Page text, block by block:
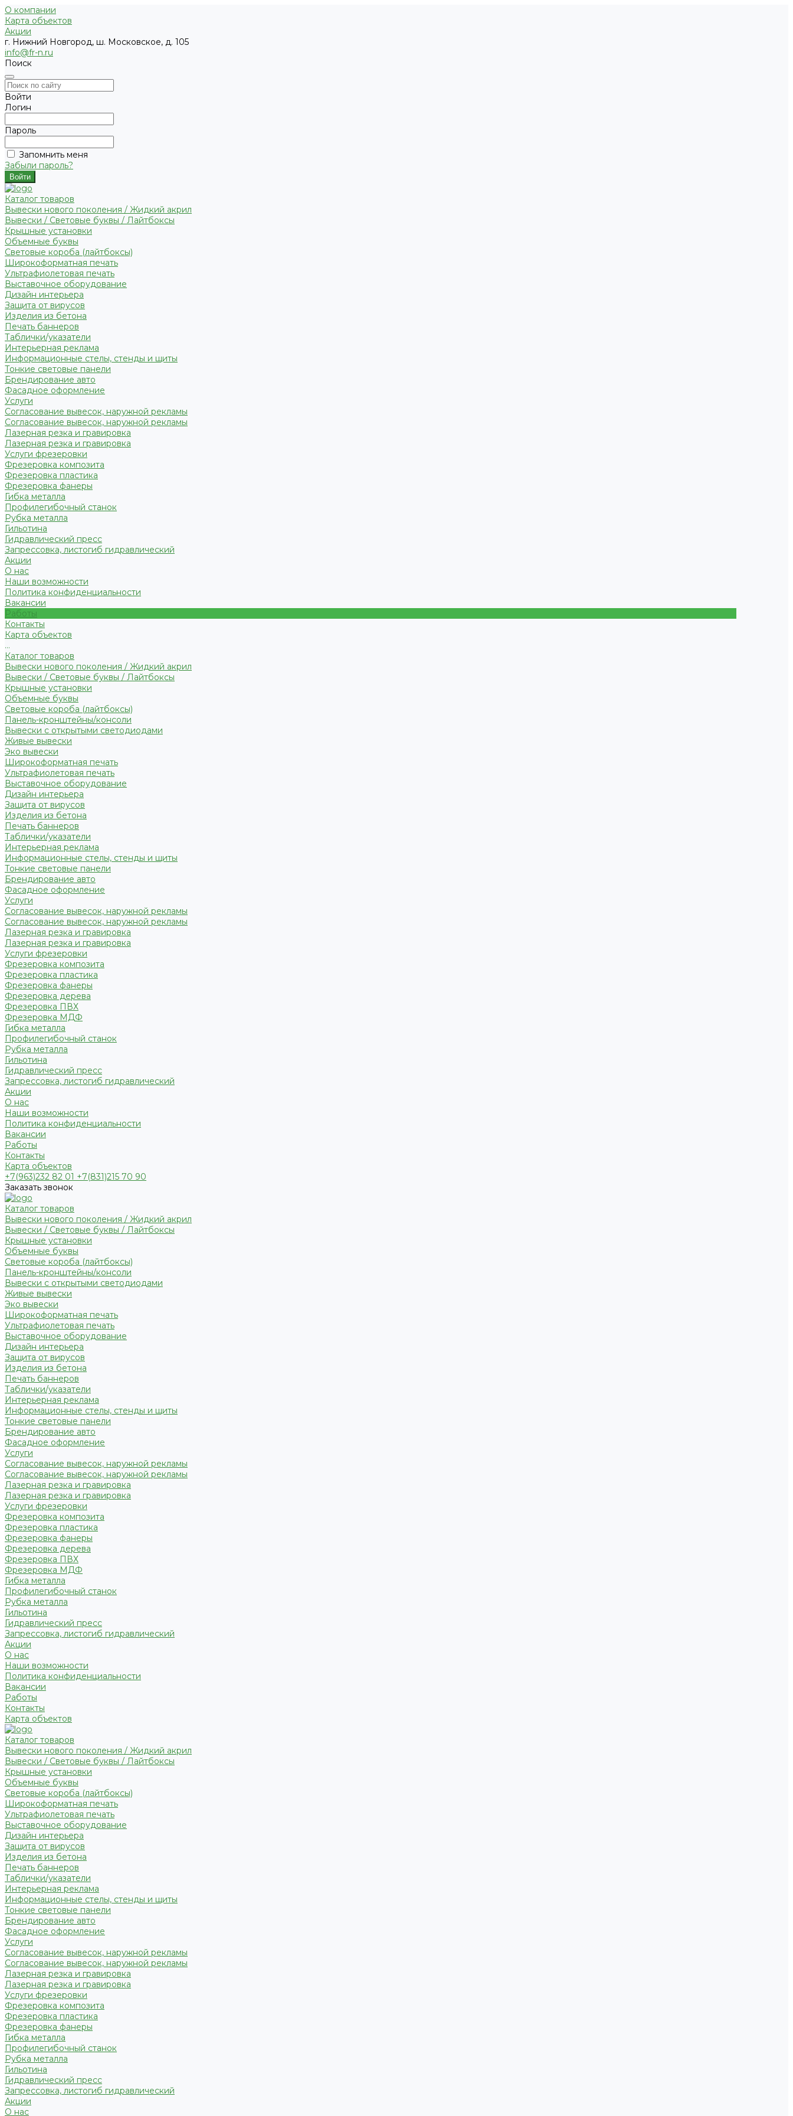
О компании
Карта объектов
Акции
г. Нижний Новгород, ш. Московское, д. 105
info@fr-n.ru
Поиск
Войти
Логин
Пароль
Запомнить меня
Забыли пароль?
Каталог товаров
Вывески нового поколения / Жидкий акрил
Вывески / Световые буквы / Лайтбоксы
Крышные установки
Объемные буквы
Световые короба (лайтбоксы)
Широкоформатная печать
Ультрафиолетовая печать
Выставочное оборудование
Дизайн интерьера
Защита от вирусов
Изделия из бетона
Печать баннеров
Таблички/указатели
Интерьерная реклама
Информационные стелы, стенды и щиты
Тонкие световые панели
Брендирование авто
Фасадное оформление
Услуги
Согласование вывесок, наружной рекламы
Согласование вывесок, наружной рекламы
Лазерная резка и гравировка
Лазерная резка и гравировка
Услуги фрезеровки
Фрезеровка композита
Фрезеровка пластика
Фрезеровка фанеры
Гибка металла
Профилегибочный станок
Рубка металла
Гильотина
Гидравлический пресс
Запрессовка, листогиб гидравлический
Акции
О нас
Наши возможности
Политика конфиденциальности
Вакансии
Работы
Контакты
Карта объектов
...
Каталог товаров
Вывески нового поколения / Жидкий акрил
Вывески / Световые буквы / Лайтбоксы
Крышные установки
Объемные буквы
Световые короба (лайтбоксы)
Панель-кронштейны/консоли
Вывески с открытыми светодиодами
Живые вывески
Эко вывески
Широкоформатная печать
Ультрафиолетовая печать
Выставочное оборудование
Дизайн интерьера
Защита от вирусов
Изделия из бетона
Печать баннеров
Таблички/указатели
Интерьерная реклама
Информационные стелы, стенды и щиты
Тонкие световые панели
Брендирование авто
Фасадное оформление
Услуги
Согласование вывесок, наружной рекламы
Согласование вывесок, наружной рекламы
Лазерная резка и гравировка
Лазерная резка и гравировка
Услуги фрезеровки
Фрезеровка композита
Фрезеровка пластика
Фрезеровка фанеры
Фрезеровка дерева
Фрезеровка ПВХ
Фрезеровка МДФ
Гибка металла
Профилегибочный станок
Рубка металла
Гильотина
Гидравлический пресс
Запрессовка, листогиб гидравлический
Акции
О нас
Наши возможности
Политика конфиденциальности
Вакансии
Работы
Контакты
Карта объектов
+7(963)232 82 01 +7(831)215 70 90
Заказать звонок
Каталог товаров
Вывески нового поколения / Жидкий акрил
Вывески / Световые буквы / Лайтбоксы
Крышные установки
Объемные буквы
Световые короба (лайтбоксы)
Панель-кронштейны/консоли
Вывески с открытыми светодиодами
Живые вывески
Эко вывески
Широкоформатная печать
Ультрафиолетовая печать
Выставочное оборудование
Дизайн интерьера
Защита от вирусов
Изделия из бетона
Печать баннеров
Таблички/указатели
Интерьерная реклама
Информационные стелы, стенды и щиты
Тонкие световые панели
Брендирование авто
Фасадное оформление
Услуги
Согласование вывесок, наружной рекламы
Согласование вывесок, наружной рекламы
Лазерная резка и гравировка
Лазерная резка и гравировка
Услуги фрезеровки
Фрезеровка композита
Фрезеровка пластика
Фрезеровка фанеры
Фрезеровка дерева
Фрезеровка ПВХ
Фрезеровка МДФ
Гибка металла
Профилегибочный станок
Рубка металла
Гильотина
Гидравлический пресс
Запрессовка, листогиб гидравлический
Акции
О нас
Наши возможности
Политика конфиденциальности
Вакансии
Работы
Контакты
Карта объектов
Каталог товаров
Вывески нового поколения / Жидкий акрил
Вывески / Световые буквы / Лайтбоксы
Крышные установки
Объемные буквы
Световые короба (лайтбоксы)
Широкоформатная печать
Ультрафиолетовая печать
Выставочное оборудование
Дизайн интерьера
Защита от вирусов
Изделия из бетона
Печать баннеров
Таблички/указатели
Интерьерная реклама
Информационные стелы, стенды и щиты
Тонкие световые панели
Брендирование авто
Фасадное оформление
Услуги
Согласование вывесок, наружной рекламы
Согласование вывесок, наружной рекламы
Лазерная резка и гравировка
Лазерная резка и гравировка
Услуги фрезеровки
Фрезеровка композита
Фрезеровка пластика
Фрезеровка фанеры
Гибка металла
Профилегибочный станок
Рубка металла
Гильотина
Гидравлический пресс
Запрессовка, листогиб гидравлический
Акции
О нас